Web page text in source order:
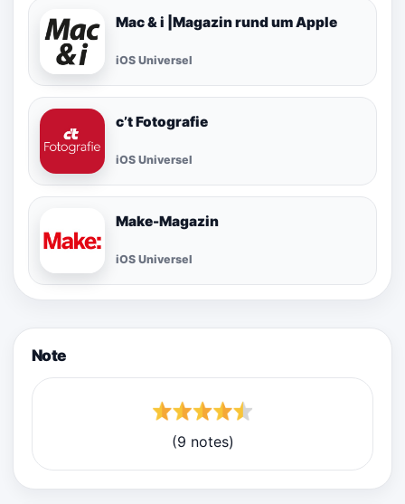
Mac & i |Magazin rund um Apple
iOS Universel
c’t Fotografie
iOS Universel
Make-Magazin
iOS Universel
Note
(9 notes)